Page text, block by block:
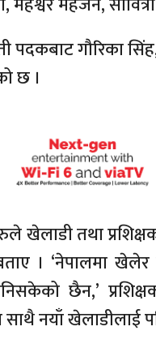
पदकबाट गौरिका
छ ।
खेलाडी तथा
। ‘नेपालमा
छैन,’
साथै नयाँ खेलाडीलाई